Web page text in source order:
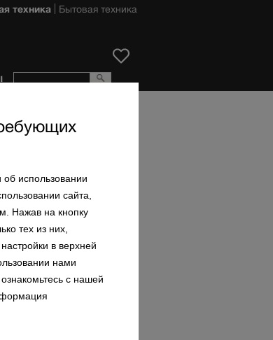
Center Астана:
ул. Шамши
4 ЖК
Center Алматы:
мкр. Самал-2, 111,
Plaza»
ул. Абиша
Бытовая техника
техника
использовании
сайта,
Нажав на кнопку
тех из них,
в верхней
нами
с нашей